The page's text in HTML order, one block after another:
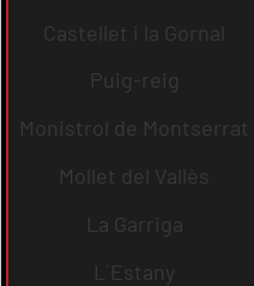
Castellet i la Gornal
Puig-reig
Monistrol de Montserrat
Mollet del Vallès
La Garriga
L´Estany